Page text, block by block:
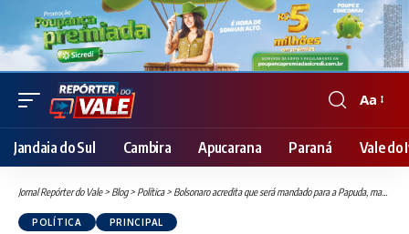
Font
Resizer
Aa
Jandaia do Sul Cambira Apucarana Paraná Vale do
Jornal Repórter do Vale> Blog> Política> Bolsonaro acredita que será mandado para a Papuda, mas tem estratégia
POLÍTICA PRINCIPAL